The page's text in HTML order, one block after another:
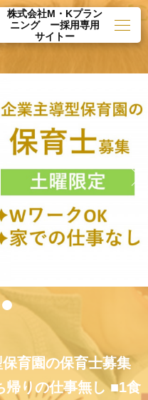
株式会社M・Kプラン
ニング ー採用専用
サイトー
保育園の保育士募集
帰りの仕事無し■1食